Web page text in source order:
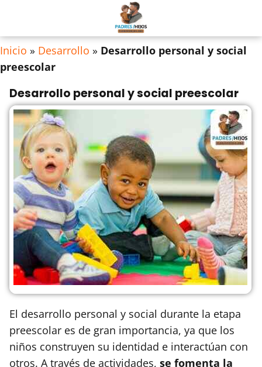
Inicio » Desarrollo » Desarrollo personal y social
preescolar
Desarrollo personal y social preescolar
El desarrollo personal y social durante la etapa
preescolar es de gran importancia, ya que los
niños construyen su identidad e interactúan con
otros. A través de actividades, se fomenta la